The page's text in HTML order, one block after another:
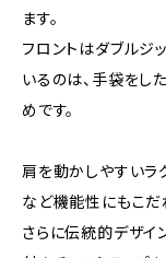
ます。
フロントはダブルジ
いるのは、手袋をし
めです。
肩を動かしやすいラ
など機能性にもこだ
さらに伝統的デザイ